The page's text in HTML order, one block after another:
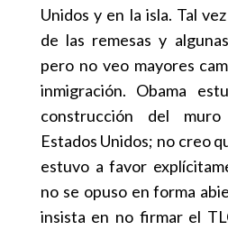
Unidos y en la isla. Tal
de las remesas y
pero no veo mayores
inmigración. Obama
construcción del
Estados Unidos; no creo
estuvo a favor
no se opuso en forma
insista en no firmar el